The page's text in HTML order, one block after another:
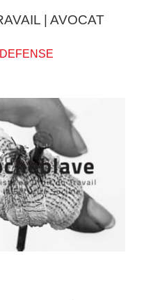
| AVOCAT
DEFENSE